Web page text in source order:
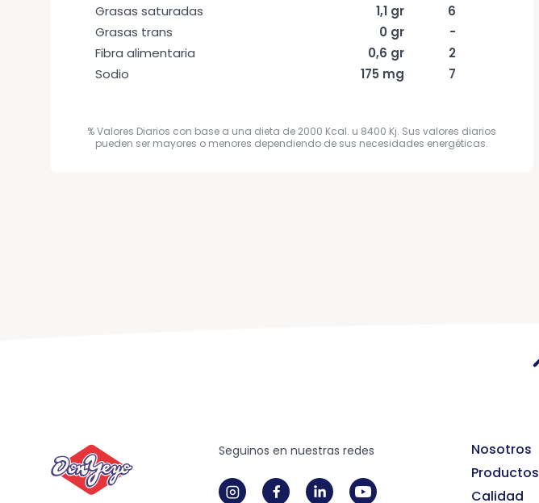
Grasas saturadas
6
1,1 gr
Grasas trans
-
0 gr
Fibra alimentaria
2
0,6 gr
Sodio
7
175 mg
% Valores Diarios con base a una dieta de 2000 Kcal. u 8400 Kj. Sus valores diarios
pueden ser mayores o menores dependiendo de sus necesidades energéticas.
Seguinos en nuestras redes
Nosotros
Productos
Calidad